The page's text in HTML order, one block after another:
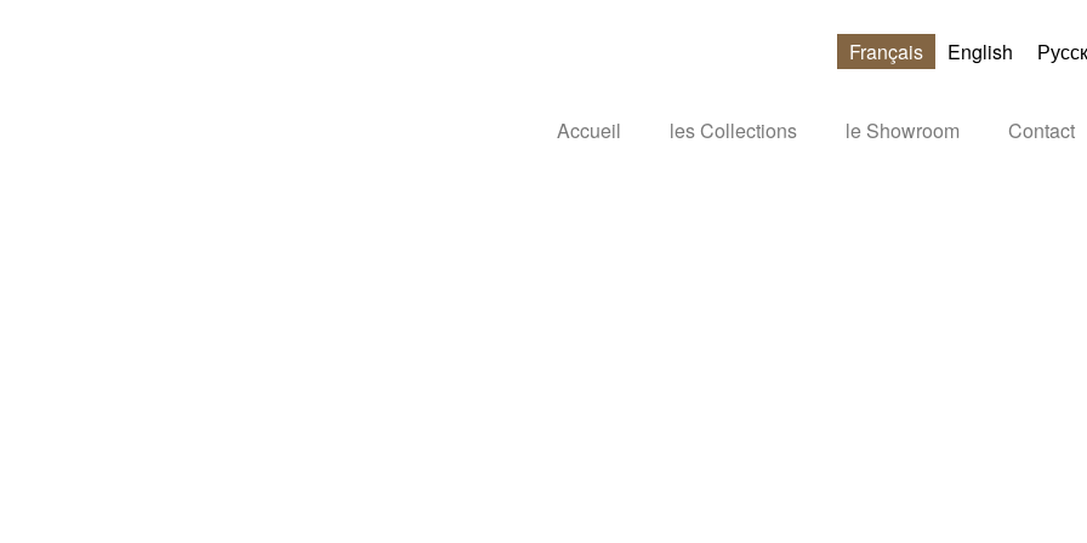
Français English
Accueil les Collections le Showroom Contact